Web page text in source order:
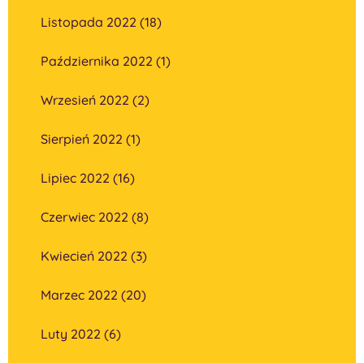
Listopada 2022 (18)
Października 2022 (1)
Wrzesień 2022 (2)
Sierpień 2022 (1)
Lipiec 2022 (16)
Czerwiec 2022 (8)
Kwiecień 2022 (3)
Marzec 2022 (20)
Luty 2022 (6)